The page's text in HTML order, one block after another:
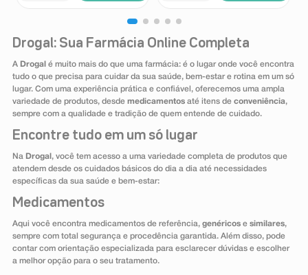
Drogal: Sua Farmácia Online Completa
A Drogal é muito mais do que uma farmácia: é o lugar onde você encontra
tudo o que precisa para cuidar da sua saúde, bem-estar e rotina em um só
lugar. Com uma experiência prática e confiável, oferecemos uma ampla
variedade de produtos, desde medicamentosaté itens de conveniência,
sempre com a qualidade e tradição de quem entende de cuidado.
Encontre tudo em um só lugar
Na Drogal , você tem acesso a uma variedade completa de produtos que
atendem desde os cuidados básicos do dia a dia até necessidades
específicas da sua saúde e bem-estar:
Medicamentos
Aqui você encontra medicamentos de referência, genéricose similares,
sempre com total segurança e procedência garantida. Além disso, pode
contar com orientação especializada para esclarecer dúvidas e escolher
a melhor opção para o seu tratamento.